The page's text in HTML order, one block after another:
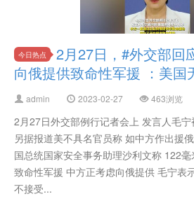
今日热点
2月27日，#外交部回
向俄提供致命性军援 ：美国
admin 2023-02-27 463浏览
2月27日外交部例行记者会上 发言人毛
另据报道美不具名官员称 如中方作出援
国总统国家安全事务助理沙利文称 122
致命性军援 中方正考虑向俄提供 毛宁表
不接受...